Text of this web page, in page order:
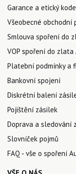
Garance a etický
Všeobecné obchodní
Smlouva spoření do
VOP spoření do zlata
Platební podmínky a
Bankovní spojení
Diskrétní balení
Pojištění zásilek
Doprava a sledování
Slovníček pojmů
FAQ - vše o spoření